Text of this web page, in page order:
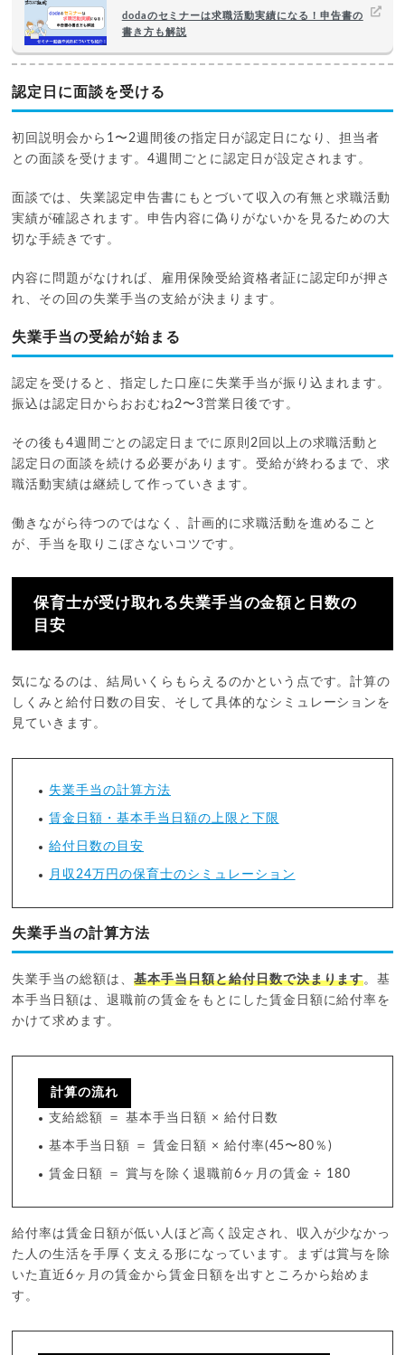
dodaのセミナーは求職活動実績になる！申告書の
書き方も解説
認定日に面談を受ける
初回説明会から1〜2週間後の指定日が認定日になり、担当者
との面談を受けます。4週間ごとに認定日が設定されます。
面談では、失業認定申告書にもとづいて収入の有無と求職活動
実績が確認されます。申告内容に偽りがないかを見るための大
切な手続きです。
内容に問題がなければ、雇用保険受給資格者証に認定印が押さ
れ、その回の失業手当の支給が決まります。
失業手当の受給が始まる
認定を受けると、指定した口座に失業手当が振り込まれます。
振込は認定日からおおむね2〜3営業日後です。
その後も4週間ごとの認定日までに原則2回以上の求職活動と
認定日の面談を続ける必要があります。受給が終わるまで、求
職活動実績は継続して作っていきます。
働きながら待つのではなく、計画的に求職活動を進めること
が、手当を取りこぼさないコツです。
保育士が受け取れる失業手当の金額と日数の
目安
気になるのは、結局いくらもらえるのかという点です。計算の
しくみと給付日数の目安、そして具体的なシミュレーションを
見ていきます。
失業手当の計算方法
賃金日額・基本手当日額の上限と下限
給付日数の目安
月収24万円の保育士のシミュレーション
失業手当の計算方法
失業手当の総額は、基本手当日額と給付日数で決まります。基
本手当日額は、退職前の賃金をもとにした賃金日額に給付率を
かけて求めます。
計算の流れ
支給総額 ＝ 基本手当日額 × 給付日数
基本手当日額 ＝ 賃金日額 × 給付率(45〜80％)
賃金日額 ＝ 賞与を除く退職前6ヶ月の賃金 ÷ 180
給付率は賃金日額が低い人ほど高く設定され、収入が少なかっ
た人の生活を手厚く支える形になっています。まずは賞与を除
いた直近6ヶ月の賃金から賃金日額を出すところから始めま
す。